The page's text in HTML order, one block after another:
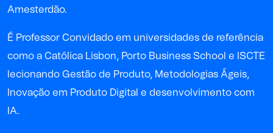
Amesterdão.
É Professor Convidado em universidades de referência
como a Católica Lisbon, Porto Business School e ISCTE
lecionando Gestão de Produto, Metodologias Ágeis,
Inovação em Produto Digital e desenvolvimento com
IA.